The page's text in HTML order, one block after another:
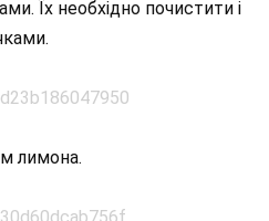
Їх необхідно почистити і
лимона.